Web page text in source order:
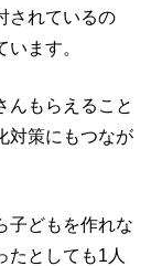
されているの
ます。
んもらえること
対策にもつなが
子どもを作れな
たとしても1人